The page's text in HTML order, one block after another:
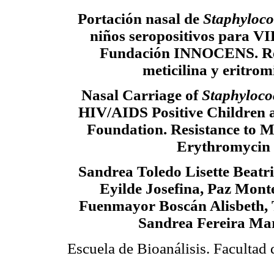
Portación nasal de
niños seropositivos para
Fundación INNOCENS.
meticilina y
Nasal Carriage of
HIV/AIDS Positive Children
Foundation. Resistance to
Erythromycin
Sandrea Toledo Lisette
Eyilde Josefina, Paz
Fuenmayor Boscán
Sandrea Fereira
Escuela de Bioanálisis.